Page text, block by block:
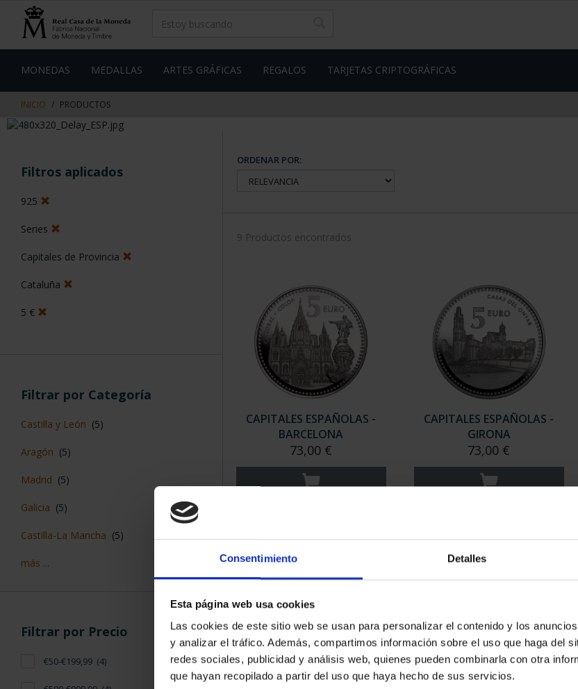
Consentimiento Detalles
Esta página web usa cookies
Las cookies de este sitio web se usan para personalizar el contenido y los
y analizar el tráfico. Además, compartimos información sobre el uso que haga del
redes sociales, publicidad y análisis web, quienes pueden combinarla con otra
que hayan recopilado a partir del uso que haya hecho de sus servicios.
contenido
de
MONEDAS MEDALLAS ARTES GRÁFICAS REGALOS TARJETAS CRIPTOGRÁFICAS
INICIO PRODUCTOS
Filtros aplicados
925
Series
Capitales de Provincia
Cataluña
5 €
Filtrar por Categoría
Castilla y León (5)
Aragón (5)
Madrid (5)
Galicia (5)
Castilla-La Mancha (5)
más ...
Filtrar por Precio
€50-€199,99 (4)
ORDENAR POR:
9 Productos encontrados
CAPITALES ESPAÑOLAS -
BARCELONA
73,00 €
CAPITALES ESPAÑOLAS -
GIRONA
73,00 €
SUSCRIPCIÓN CAPITALES DE
PROVINCIA 1
SUSCRIPCIÓN CAPITALES DE
PROVINCIA 2